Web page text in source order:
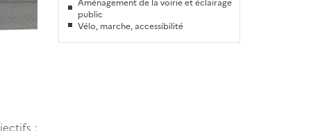
:
public
Vélo, marche, accessibilité